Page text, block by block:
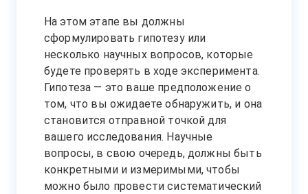
На этом этапе вы должны
сформулировать гипотезу или
несколько научных вопросов, которые
будете проверять в ходе эксперимента.
Гипотеза — это ваше предположение о
том, что вы ожидаете обнаружить, и она
становится отправной точкой для
вашего исследования. Научные
вопросы, в свою очередь, должны быть
конкретными и измеримыми, чтобы
можно было провести систематический